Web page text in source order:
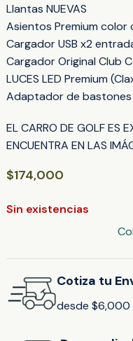
Llantas NUEVAS
Asientos Premium color
Cargador USB x2
Cargador Original Club
LUCES LED Premium
Adaptador de bastones
EL CARRO DE GOLF ES
ENCUENTRA EN LAS
$174,000
Sin existencias
Cotiza tu
desde $6,000